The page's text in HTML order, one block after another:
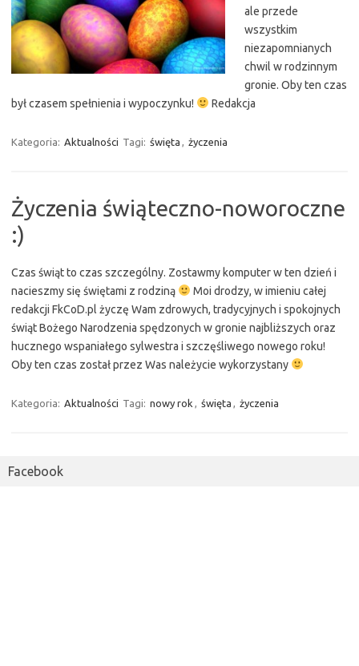
ale przede
wszystkim
niezapomnianych
chwil w rodzinnym
gronie. Oby ten czas
był czasem spełnienia i wypoczynku!
Redakcja
Kategoria: Aktualności Tagi: święta życzenia
Życzenia świąteczno-noworoczne
:)
Czas świąt to czas szczególny. Zostawmy komputer w ten dzień i
nacieszmy się świętami z rodziną
Moi drodzy, w imieniu całej
redakcji FkCoD.pl życzę Wam zdrowych, tradycyjnych i spokojnych
świąt Bożego Narodzenia spędzonych w gronie najbliższych oraz
hucznego wspaniałego sylwestra i szczęśliwego nowego roku!
Oby ten czas został przez Was należycie wykorzystany
Kategoria: Aktualności Tagi: nowy rok święta życzenia
Facebook